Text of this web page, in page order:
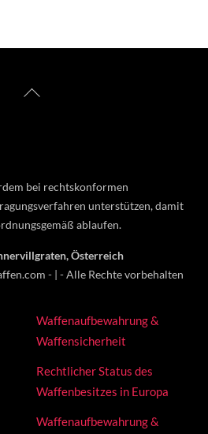
Back
bei rechtskonformen
unterstützen, damit
ablaufen.
Österreich
- | - Alle Rechte vorbehalten
Waffenaufbewahrung &
Waffensicherheit
Rechtlicher Status des
Waffenbesitzes in Europa
Waffenaufbewahrung &